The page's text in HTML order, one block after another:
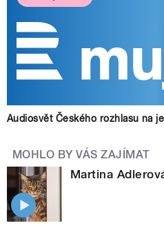
Audiosvět Českého rozhlasu na
MOHLO BY VÁS ZAJÍMAT
Martina